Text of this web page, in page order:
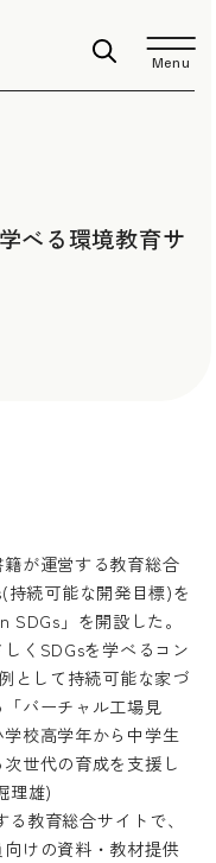
Menu
べる環境教育サ
が運営する教育総合
続可能な開発目標)を
」を開設した。
くSDGsを学べるコン
として持続可能な家づ
バーチャル工場見
校高学年から中学生
世代の育成を支援し
理雄)
教育総合サイトで、
けの資料・教材提供